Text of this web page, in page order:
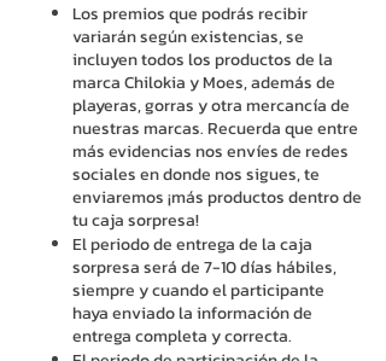
Los premios que podrás recibir
variarán según existencias, se
incluyen todos los productos de la
marca Chilokia y Moes, además de
playeras, gorras y otra mercancía de
nuestras marcas. Recuerda que entre
más evidencias nos envíes de redes
sociales en donde nos sigues, te
enviaremos ¡más productos dentro de
tu caja sorpresa!
El periodo de entrega de la caja
sorpresa será de 7-10 días hábiles,
siempre y cuando el participante
haya enviado la información de
entrega completa y correcta.